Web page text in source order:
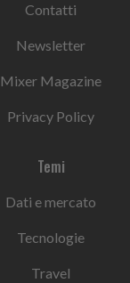
Contatti
Newsletter
Mixer Magazine
Privacy Policy
Temi
Dati e mercato
Tecnologie
Travel